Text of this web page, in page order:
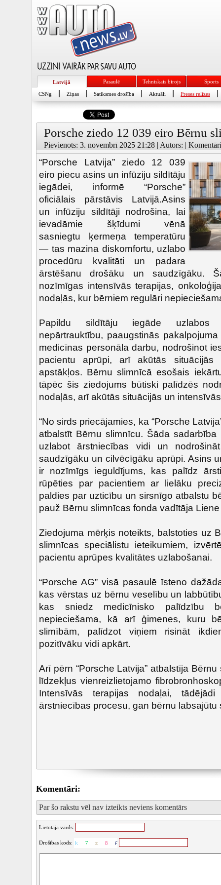
Latvijā Pasaulē Tehniskais birojs Sports
CSNg Ziņas Satiksmes drošība Aktuāli Preses relīzes
Porsche ziedo 12 039 eiro Bērnu
Pievienots: 3. novembrī 2025 21:28 | Autors: |
“Porsche Latvija” ziedo 12 039
eiro piecu asins un infūziju sildītāju
iegādei, informē “Porsche”
oficiālais pārstāvis Latvijā.Asins
un infūziju sildītāji nodrošina, lai
ievadāmie šķīdumi vēnā
sasniegtu ķermeņa temperatūru
— tas mazina diskomfortu, uzlabo
procedūru kvalitāti un padara
ārstēšanu drošāku un saudzīgāku.
nozīmīgas intensīvās terapijas,
nodaļās, kur bērniem regulāri
Papildu sildītāju iegāde uzlabos
nepārtrauktību, paaugstinās
medicīnas personāla darbu, nodrošinot
pacientu aprūpi, arī akūtās situācijās
apstākļos. Bērnu slimnīcā esošais
tāpēc šis ziedojums būtiski palīdzēs
nodaļās, arī akūtās situācijās un
“No sirds priecājamies, ka “Porsche
atbalstīt Bērnu slimnīcu. Šāda
uzlabot ārstniecības vidi un
saudzīgāku un cilvēcīgāku aprūpi. Asins
ir nozīmīgs ieguldījums, kas palīdz
rūpēties par pacientiem ar lielāku
paldies par uzticību un sirsnīgo atbalstu
pauž Bērnu slimnīcas fonda vadītāja
Ziedojuma mērķis noteikts, balstoties uz
slimnīcas speciālistu ieteikumiem,
pacientu aprūpes kvalitātes uzlabošanai.
“Porsche AG” visā pasaulē īsteno
kas vērstas uz bērnu veselību un
kas sniedz medicīnisko palīdzību
nepieciešama, kā arī ģimenes, kuru
slimībām, palīdzot viņiem risināt
pozitīvāku vidi apkārt.
Arī pērn “Porsche Latvija” atbalstīja
līdzekļus vienreizlietojamo
Intensīvās terapijas nodaļai,
ārstniecības procesu, gan bērnu labsajūtu
Komentāri:
Par šo rakstu vēl nav izteikts neviens komentārs
Lietotāja vārds:
Drošības kods: